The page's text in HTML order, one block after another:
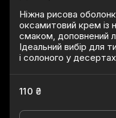
Ніжна рисова
оксамитовий крем із
смаком, доповнений
Ідеальний вибір для
і солоного у
110 ₴